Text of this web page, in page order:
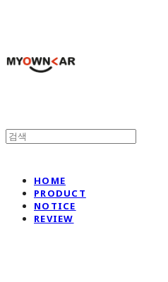
HOME
PRODUCT
NOTICE
REVIEW